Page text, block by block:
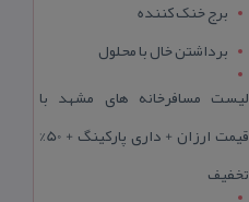
برج خنک کننده
برداشتن خال با محلول
لیست مسافرخانه های مشهد با
قیمت ارزان + داری پارکینگ + 50%
تخفیف